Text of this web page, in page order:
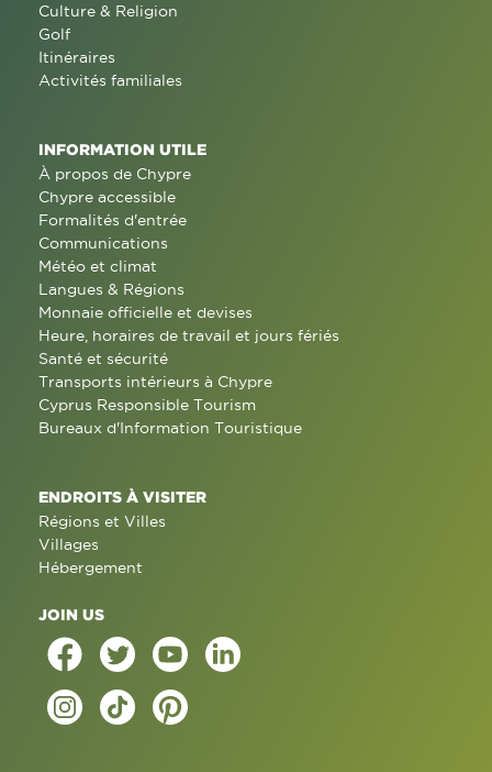
Culture & Religion
Golf
Itinéraires
Activités familiales
INFORMATION UTILE
À propos de Chypre
Chypre accessible
Formalités d'entrée
Communications
Météo et climat
Langues & Régions
Monnaie officielle et devises
Heure, horaires de travail et jours fériés
Santé et sécurité
Transports intérieurs à Chypre
Cyprus Responsible Tourism
Bureaux d'Information Touristique
ENDROITS À VISITER
Régions et Villes
Villages
Hébergement
JOIN US